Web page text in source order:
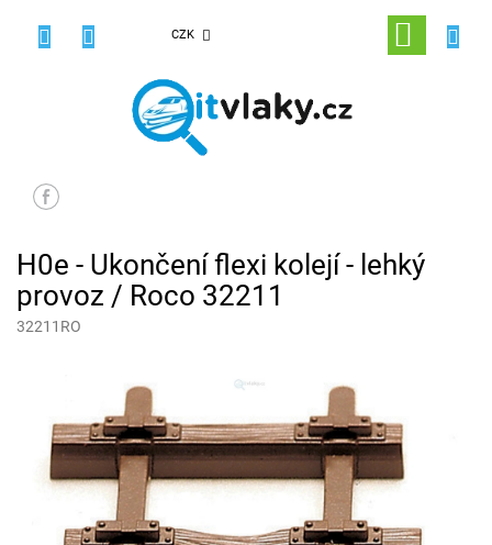
CZK
NÁKUPNÍ
KOŠÍK
H0e - Ukončení flexi kolejí - lehký
provoz / Roco 32211
32211RO